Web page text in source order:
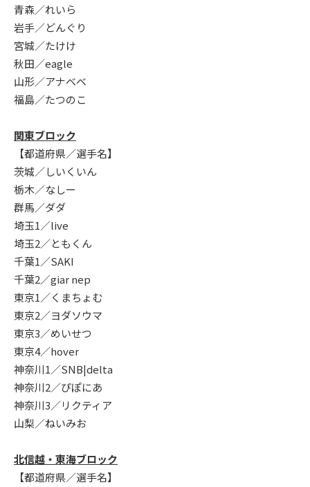
青森／れいら
岩手／どんぐり
宮城／たけけ
秋田／eagle
山形／アナベベ
福島／たつのこ
関東ブロック
【都道府県／選手名】
茨城／しいくいん
栃木／なしー
群馬／ダダ
埼玉1／live
埼玉2／ともくん
千葉1／SAKI
千葉2／giar nep
東京1／くまちょむ
東京2／ヨダソウマ
東京3／めいせつ
東京4／hover
神奈川1／SNB|delta
神奈川2／ぴぽにあ
神奈川3／リクティア
山梨／ねいみお
北信越・東海ブロック
【都道府県／選手名】